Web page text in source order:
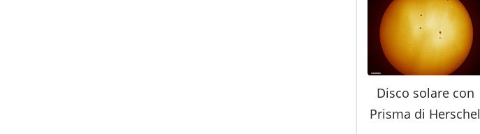
Disco solare con
Prisma di Herschel